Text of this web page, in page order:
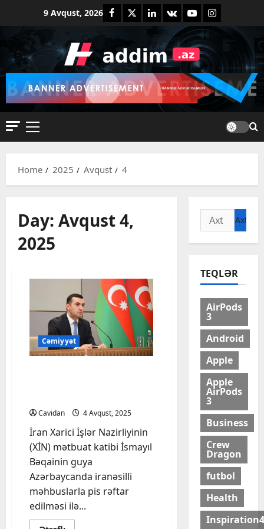
9 Avqust, 2026 Facebook
TwitterLinkedin
VK YoutubeInstagram
Primary
Home
2025 Avqust 4
Day: Avqust 4,
2025
Cəmiyyət
Cavidan 4 Avqust, 2025
İran Xarici İşlər Nazirliyinin
(XİN) mətbuat katibi İsmayıl
Bəqainin guya
Azərbaycanda iranəsilli
məhbuslarla pis rəftar
edilməsi ilə...
Axtarış:
TEQLƏR
AirPods
3
Android
Apple
Apple
AirPods
3
Business
Crew
Dragon
futbol
Health
Inspiration4